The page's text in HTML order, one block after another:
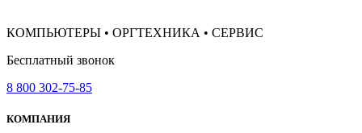
КОМПЬЮТЕРЫ • ОРГТЕХНИКА • СЕРВИС
Бесплатный звонок
8 800 302-75-85
КОМПАНИЯ